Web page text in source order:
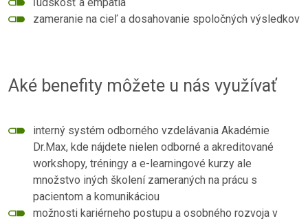
zameranie na cieľ a dosahovanie spoločných výsledkov
Aké benefity môžete u nás využívať
interný systém odborného vzdelávania Akadémie
Dr.Max, kde nájdete nielen odborné a akreditované
workshopy, tréningy a e-learningové kurzy ale
množstvo iných školení zameraných na prácu s
pacientom a komunikáciou
možnosti kariérneho postupu a osobného rozvoja v